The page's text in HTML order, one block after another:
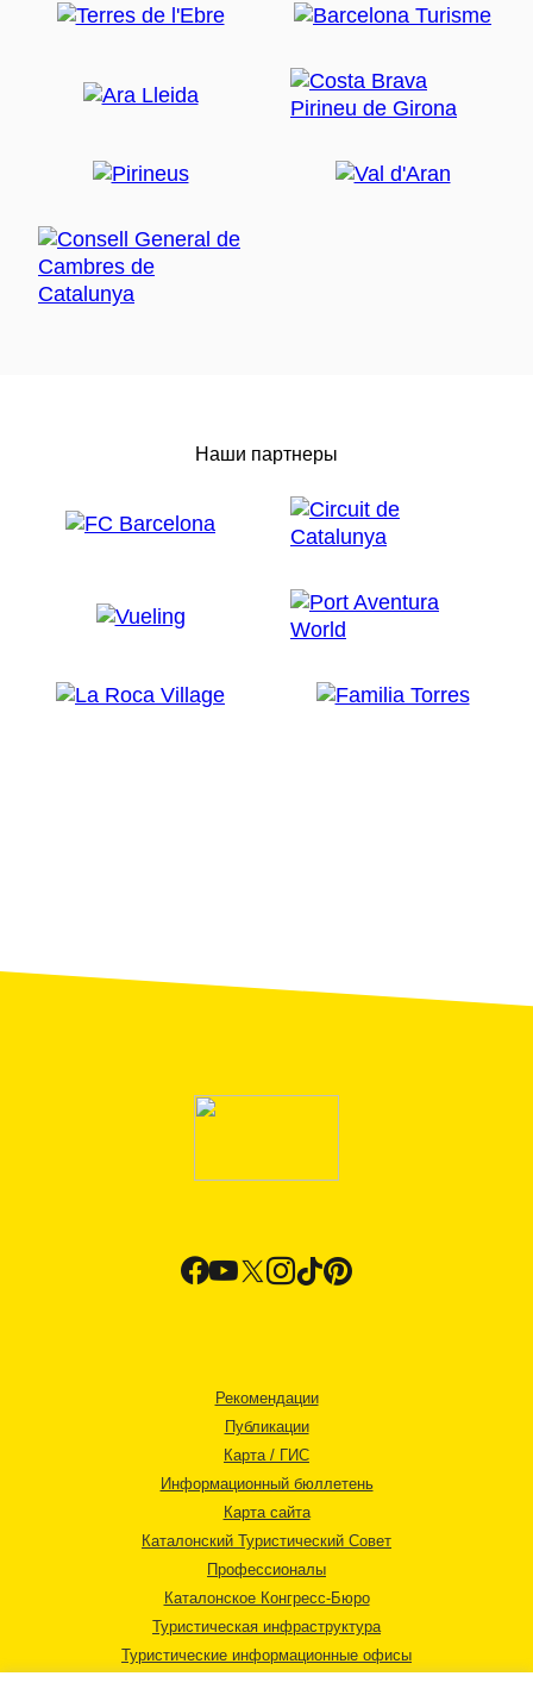
Наши партнеры
Рекомендации
Публикации
Карта / ГИС
Информационный бюллетень
Карта сайта
Каталонский Туристический Совет
Профессионалы
Каталонское Конгресс-Бюро
Туристическая инфраструктура
Туристические информационные офисы